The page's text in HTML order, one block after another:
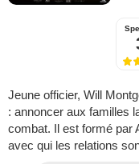
Jeune officier, Will
: annoncer aux familles
combat. Il est formé par
avec qui les relations